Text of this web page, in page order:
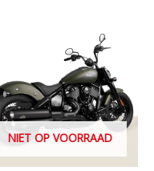
NIET OP VOORRAAD